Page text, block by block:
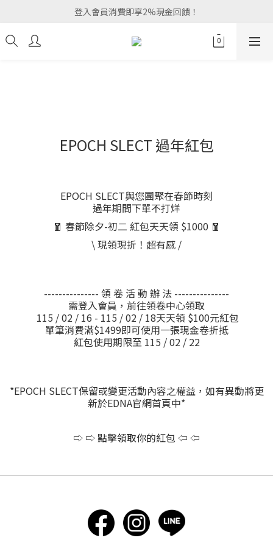
登入會員消費即享2%現金回饋！
EPOCH SLECT 過年紅包
EPOCH SLECT與您團聚在春節時刻
過年期間下單不打烊
🧧 春節除夕-初二 紅包天天領 $1000 🧧
\ 現領現折！超有感 /
--------------- 領 卷 活 動 辦 法 ---------------
需登入會員，前往領卷中心領取
115 / 02 / 16 - 115 / 02 / 18天天領 $100元紅包
單筆消費滿$1499即可使用一張現金卷折抵
紅包使用期限至 115 / 02 / 22
*EPOCH SLECT保留或變更活動內容之權益，如有異動將更
新於EDNA官網首頁中*
⇨ ⇨ 點擊領取你的紅包 ⇦ ⇦